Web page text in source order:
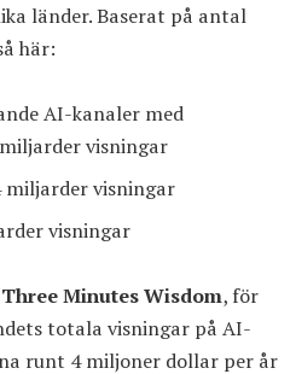
länder. Baserat på antal
här:
AI-kanaler med
visningar
miljarder visningar
visningar
Three Minutes Wisdom, för
totala visningar på AI-
runt 4 miljoner dollar per år